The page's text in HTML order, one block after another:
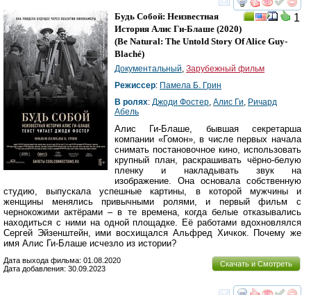
смотреть
1
Будь Собой: Неизвестная
История Алис Ги-Блаше (2020)
(Be Natural: The Untold Story Of Alice Guy-
Blaché)
Документальный, Зарубежный фильм
Режиссер: Памела Б. Грин
В ролях: Джоди Фостер, Алис Ги, Ричард
Абель
Алис Ги-Блаше, бывшая секретарша
компании «Гомон», в числе первых начала
снимать постановочное кино, использовать
крупный план, раскрашивать чёрно-белую
пленку и накладывать звук на
изображение. Она основала собственную
студию, выпускала успешные картины, в которой мужчины и
женщины менялись привычными ролями, и первый фильм с
чернокожими актёрами – в те времена, когда белые отказывались
находиться с ними на одной площадке. Её работами вдохновлялся
Сергей Эйзенштейн, ими восхищался Альфред Хичкок. Почему же
имя Алис Ги-Блаше исчезло из истории?
Скачать и Смотреть
Дата выхода фильма: 01.08.2020
Дата добавления: 30.09.2023